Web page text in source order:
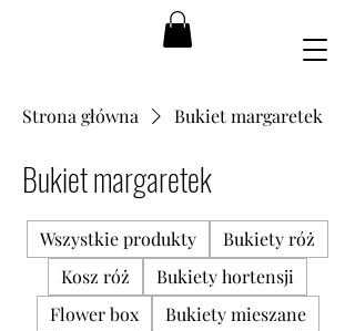
Strona główna Bukiet margaretek
Bukiet margaretek
Wszystkie produkty
Bukiety róż
Kosz róż
Bukiety hortensji
Flower box
Bukiety mieszane